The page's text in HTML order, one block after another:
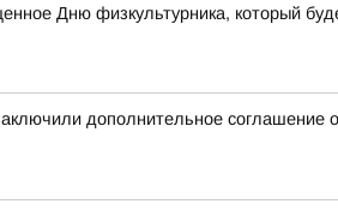
Дню физкультурника, который
дополнительное